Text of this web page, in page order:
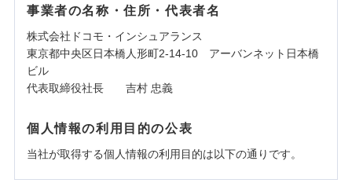
事業者の名称・住所・代表者名
株式会社ドコモ・インシュアランス
東京都中央区日本橋人形町2-14-10 アーバンネット日本橋
ビル
代表取締役社長 吉村 忠義
個人情報の利用目的の公表
当社が取得する個人情報の利用目的は以下の通りです。